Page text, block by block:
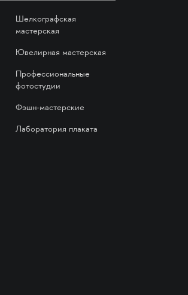
Шелкографская
мастерская
Ювелирная мастерская
Профессиональные
фотостудии
Фэшн-мастерские
Лаборатория плаката